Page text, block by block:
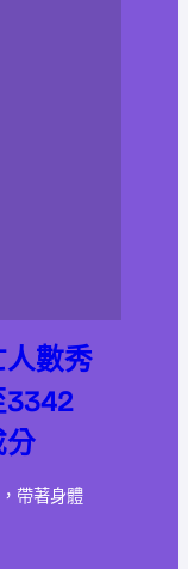
數秀
3342
分
帶著身體